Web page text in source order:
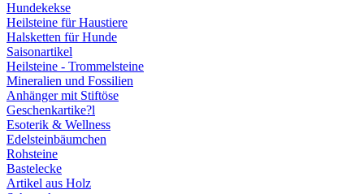
Hundekekse
Heilsteine für Haustiere
Halsketten für Hunde
Saisonartikel
Heilsteine - Trommelsteine
Mineralien und Fossilien
Anhänger mit Stiftöse
Geschenkartike?l
Esoterik & Wellness
Edelsteinbäumchen
Rohsteine
Bastelecke
Artikel aus Holz